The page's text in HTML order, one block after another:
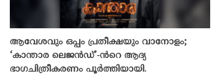
ആവേശവും ഒപ്പം പ്രതീക്ഷയും വാനോളം;
‘കാന്താര ലെജൻഡ്’-ൻറെ ആദ്യ
ഭാഗചിത്രീകരണം പൂർത്തിയായി.